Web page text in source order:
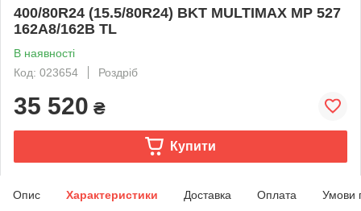
400/80R24 (15.5/80R24) BKT MULTIMAX MP 527
162A8/162B TL
В наявності
Код: 023654
Роздріб
35 520 ₴
Купити
Опис Характеристики Доставка Оплата Умови